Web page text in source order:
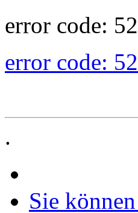
error code:
error code:
.
Sie